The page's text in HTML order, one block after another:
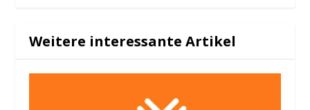
Weitere interessante Artikel